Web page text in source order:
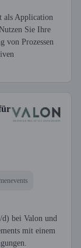
als Application
Sie Ihre
von Prozessen
d) bei Valon und
mit einem